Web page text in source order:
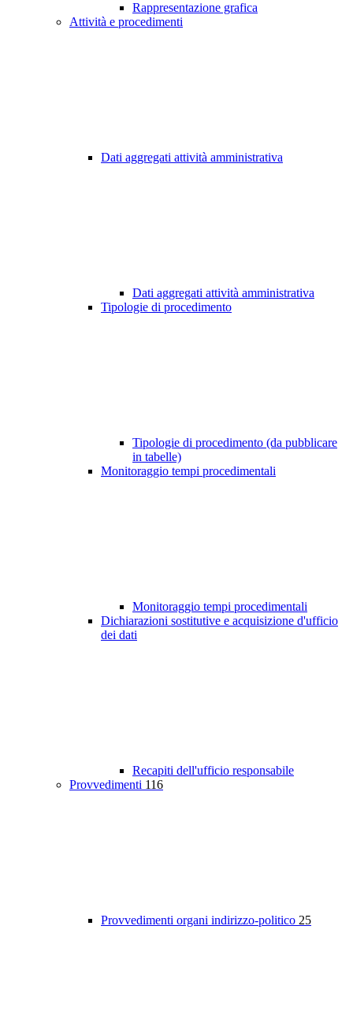
Rappresentazione grafica
Attività e procedimenti
Dati aggregati attività amministrativa
Dati aggregati attività amministrativa
Tipologie di procedimento
Tipologie di procedimento (da pubblicare
in tabelle)
Monitoraggio tempi procedimentali
Monitoraggio tempi procedimentali
Dichiarazioni sostitutive e acquisizione d'ufficio
dei dati
Recapiti dell'ufficio responsabile
Provvedimenti 116
Provvedimenti organi indirizzo-politico 25